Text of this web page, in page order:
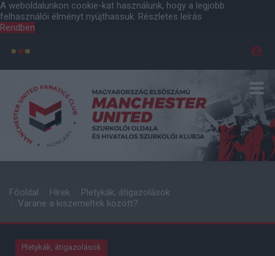
A weboldalunkon cookie-kat használunk, hogy a legjobb
felhasználói élményt nyújthassuk. Részletes leírás
Rendben
Főoldal Hírek
Pletykák, átigazolások
Varane a kiszemeltek között?
Pletykák, átigazolások